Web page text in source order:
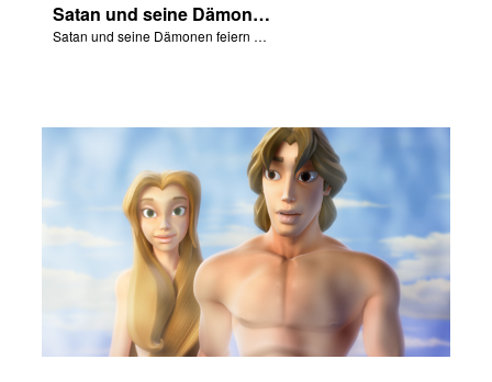
Satan und seine Dämonen feiern den Fall von Adam und Eva in Eden.
Satan und seine Dämonen feiern den Fall von Adam und Eva in Eden.